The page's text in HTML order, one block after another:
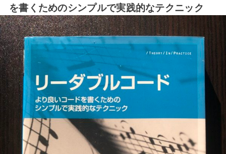
を書くためのシンプルで実践的なテクニック